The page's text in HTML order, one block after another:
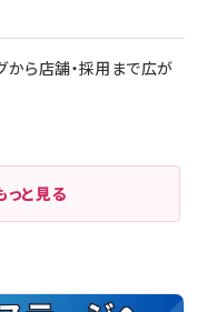
から店舗・採用まで広が
と見る